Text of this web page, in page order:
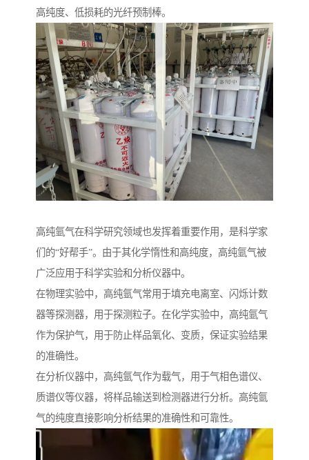
高纯度、低损耗的光纤预制棒。
高纯氩气在科学研究领域也发挥着重要作用，是科学家
们的“好帮手”。由于其化学惰性和高纯度，高纯氩气被
广泛应用于科学实验和分析仪器中。
在物理实验中，高纯氩气常用于填充电离室、闪烁计数
器等探测器，用于探测粒子。在化学实验中，高纯氩气
作为保护气，用于防止样品氧化、变质，保证实验结果
的准确性。
在分析仪器中，高纯氩气作为载气，用于气相色谱仪、
质谱仪等仪器，将样品输送到检测器进行分析。高纯氩
气的纯度直接影响分析结果的准确性和可靠性。